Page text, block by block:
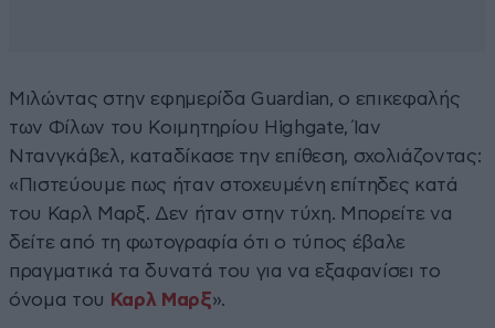
Μιλώντας στην εφημερίδα Guardian, ο επικεφαλής
των Φίλων του Κοιμητηρίου Highgate, Ίαν
Ντανγκάβελ, καταδίκασε την επίθεση, σχολιάζοντας:
«Πιστεύουμε πως ήταν στοχευμένη επίτηδες κατά
του Καρλ Μαρξ. Δεν ήταν στην τύχη. Μπορείτε να
δείτε από τη φωτογραφία ότι ο τύπος έβαλε
πραγματικά τα δυνατά του για να εξαφανίσει το
όνομα του Καρλ Μαρξ».